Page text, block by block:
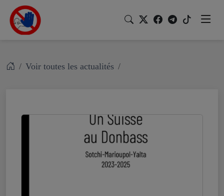
Voir toutes les actualités